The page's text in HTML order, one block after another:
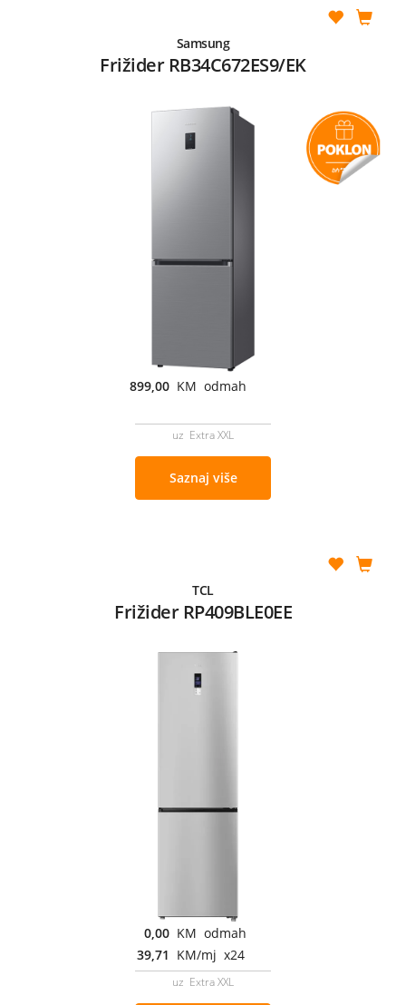
Samsung
Frižider RB34C672ES9/EK
899,00 KM odmah
uz Extra XXL
Saznaj više
TCL
Frižider RP409BLE0EE
0,00 KM odmah
39,71 KM/mj x24
uz Extra XXL